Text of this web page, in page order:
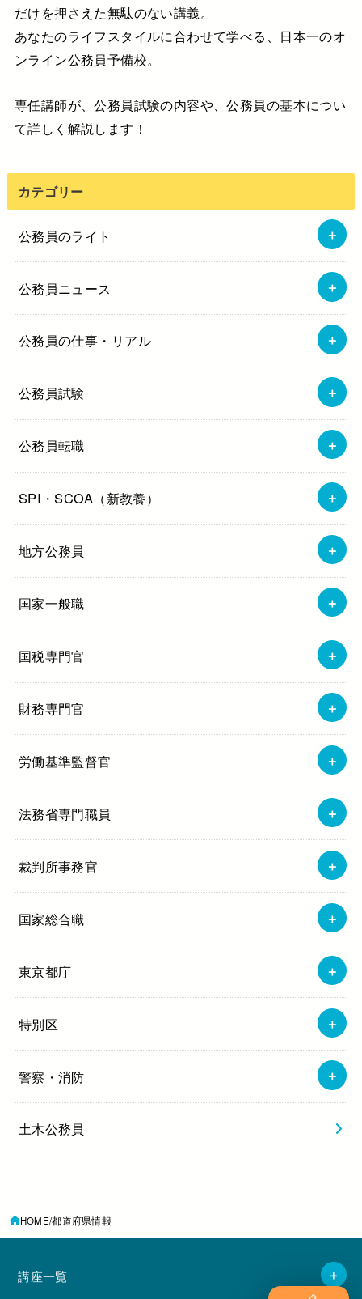
だけを押さえた無駄のない講義。
あなたのライフスタイルに合わせて学べる、日本一のオ
ンライン公務員予備校。
専任講師が、公務員試験の内容や、公務員の基本につい
て詳しく解説します！
カテゴリー
公務員のライト
公務員ニュース
公務員の仕事・リアル
公務員試験
公務員転職
SPI・SCOA（新教養）
地方公務員
国家一般職
国税専門官
財務専門官
労働基準監督官
法務省専門職員
裁判所事務官
国家総合職
東京都庁
特別区
警察・消防
土木公務員
HOME 都道府県情報
講座一覧